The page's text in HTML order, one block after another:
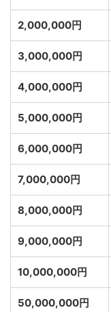
2,000,000円
3,000,000円
4,000,000円
5,000,000円
6,000,000円
7,000,000円
8,000,000円
9,000,000円
10,000,000円
50,000,000円